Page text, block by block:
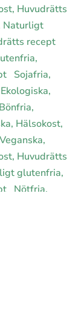
Huvudrätts
Naturligt
recept
Sojafria,
Hälsokost,
Huvudrätts
glutenfria,
Nötfria,